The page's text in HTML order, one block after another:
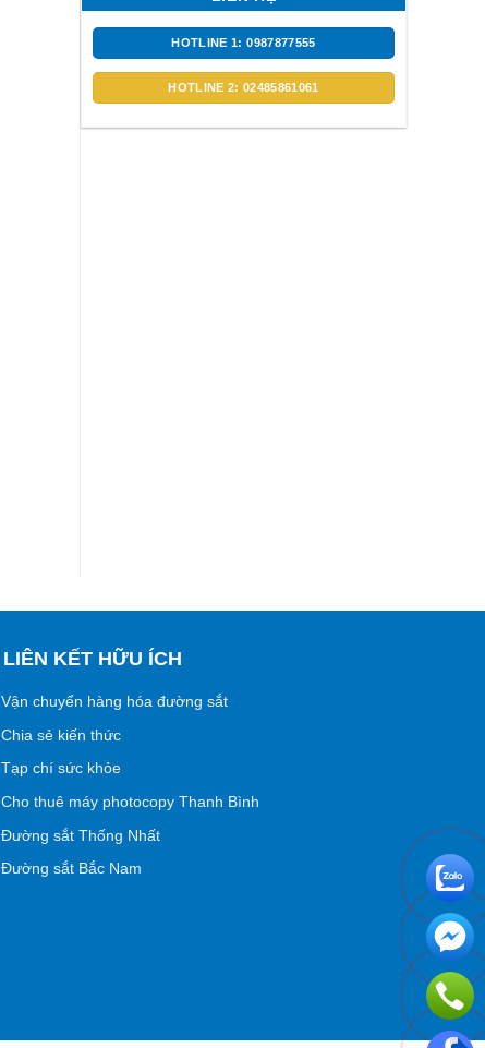
HOTLINE 1: 0987877555
HOTLINE 2: 02485861061
LIÊN KẾT HỮU ÍCH
Vận chuyển hàng hóa đường sắt
Chia sẻ kiến thức
Tạp chí sức khỏe
Cho thuê máy photocopy Thanh Bình
Đường sắt Thống Nhất
Đường sắt Bắc Nam